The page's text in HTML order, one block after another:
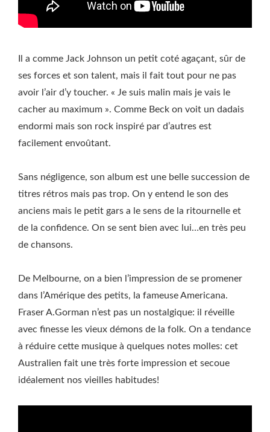
Il a comme Jack Johnson un petit coté agaçant, sûr de
ses forces et son talent, mais il fait tout pour ne pas
avoir l’air d’y toucher. « Je suis malin mais je vais le
cacher au maximum ». Comme Beck on voit un dadais
endormi mais son rock inspiré par d’autres est
facilement envoûtant.
Sans négligence, son album est une belle succession de
titres rétros mais pas trop. On y entend le son des
anciens mais le petit gars a le sens de la ritournelle et
de la confidence. On se sent bien avec lui…en très peu
de chansons.
De Melbourne, on a bien l’impression de se promener
dans l’Amérique des petits, la fameuse Americana.
Fraser A.Gorman n’est pas un nostalgique: il réveille
avec finesse les vieux démons de la folk. On a tendance
à réduire cette musique à quelques notes molles: cet
Australien fait une très forte impression et secoue
idéalement nos vieilles habitudes!